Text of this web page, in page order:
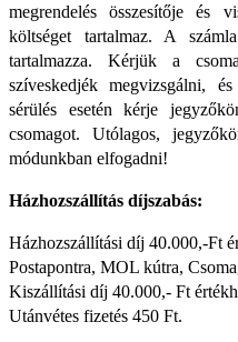
megrendelés összesítője és
költséget tartalmaz. A
tartalmazza. Kérjük a
szíveskedjék megvizsgálni,
sérülés esetén kérje
csomagot. Utólagos,
módunkban elfogadni!
Házhozszállítás díjszabás:
Házhozszállítási díj 40.000,-Ft
Postapontra, MOL kútra,
Kiszállítási díj 40.000,- Ft
Utánvétes fizetés 450 Ft.